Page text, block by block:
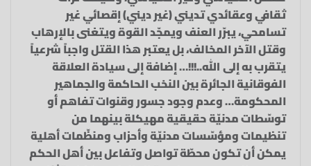
ثقافي وعقائدي تديني (غير ديني) إقصائي غير
تسامحي، يبرّر العنف ويمجّد القوة ويتغنى بالإرهاب
وقتل الآخر المخالف، بل يعتبر هذا القتل واجباً شرعياً
يتقرب به إلى الله..!!!… إضافة إلى سيادة العلاقة
الفوقانية الجائرة بين النخب الحاكمة والجماهير
المحكومة… وعدم وجود جسور وقنوات تفاهم أو
توسّطات مدنيّة حقيقية مهيكلة بينهما من
تنظيمات ومؤسّسات مدنيّة وأحزاب ومنظّمات أهلية
يمكن أن تكون محطّة تواصل وتفاعل بين أهل الحكم